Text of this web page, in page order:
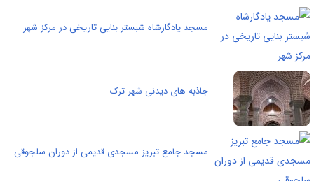
مسجد یادگارشاه شبستر بنایی تاریخی در مرکز شهر
جاذبه های دیدنی شهر ترک
مسجد جامع تبریز مسجدی قدیمی از دوران سلجوقی